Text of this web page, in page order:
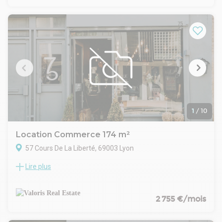
1 / 10
Location Commerce 174 m²
57 Cours De La Liberté, 69003 Lyon
Valoris Real Estate vous propose à la location un local
arrondissement de Lyon.
Idéalement situé sur un axe majeur, à deux pas de la
Lire plus
2 755 €/mois